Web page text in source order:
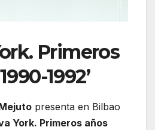
Primeros
1992’
presenta en Bilbao
York. Primeros años